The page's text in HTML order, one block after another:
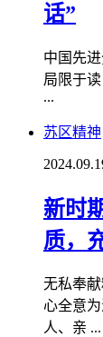
话”
中国先
局限于
...
苏区精神
新时
质，
无私奉
心全意
人、亲 ...